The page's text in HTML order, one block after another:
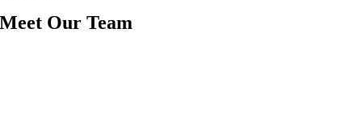
Meet Our Team